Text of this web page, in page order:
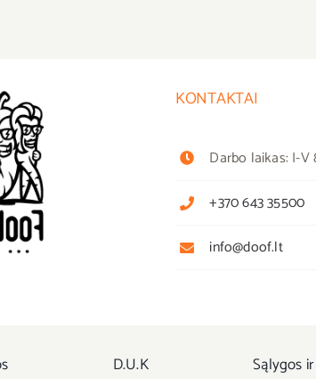
KONTAKTAI
Darbo laikas: I-V
+370 643 35500
info@doof.lt
D.U.K Sąlygos